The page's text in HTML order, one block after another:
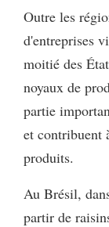
Outre les
d'entreprises
moitié des
noyaux de
partie
et contribuent
produits.
Au Brésil,
partir de